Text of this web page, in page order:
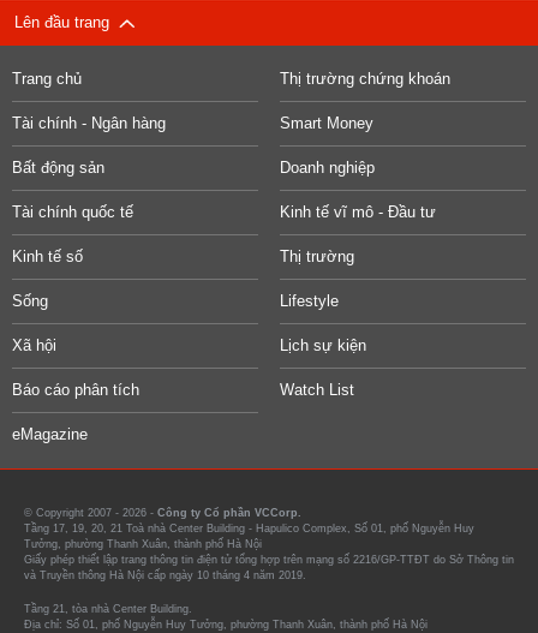
Lên đầu trang
Trang chủ Thị trường chứng khoán
Tài chính - Ngân hàng Smart Money
Bất động sản Doanh nghiệp
Tài chính quốc tế Kinh tế vĩ mô - Đầu tư
Kinh tế số Thị trường
Sống Lifestyle
Xã hội Lịch sự kiện
Báo cáo phân tích Watch List
eMagazine
© Copyright 2007 - 2026 - Công ty Cổ phần VCCorp.
Tầng 17, 19, 20, 21 Toà nhà Center Building - Hapulico Complex, Số 01, phố Nguyễn Huy
Tưởng, phường Thanh Xuân, thành phố Hà Nội
Giấy phép thiết lập trang thông tin điện tử tổng hợp trên mạng số 2216/GP-TTĐT do Sở Thông tin
và Truyền thông Hà Nội cấp ngày 10 tháng 4 năm 2019.
Tầng 21, tòa nhà Center Building.
Địa chỉ: Số 01, phố Nguyễn Huy Tưởng, phường Thanh Xuân, thành phố Hà Nội